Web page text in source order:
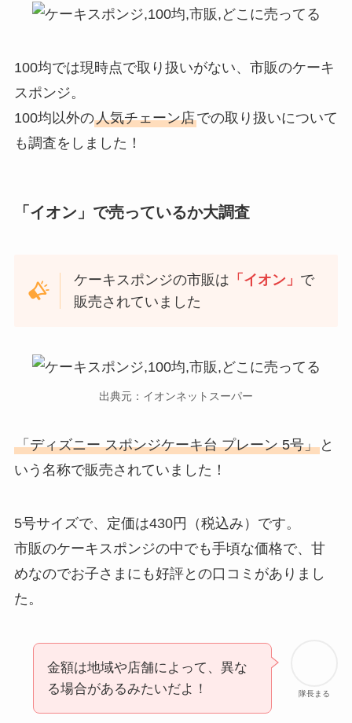
100均では現時点で取り扱いがない、市販のケーキ
スポンジ。
100均以外の人気チェーン店での取り扱いについて
も調査をしました！
「イオン」で売っているか大調査
ケーキスポンジの市販は 「イオン」 で
販売されていました
出典元：イオンネットスーパー
「ディズニー スポンジケーキ台 プレーン 5号」と
いう名称で販売されていました！
5号サイズで、定価は430円（税込み）です。
市販のケーキスポンジの中でも手頃な価格で、甘
めなのでお子さまにも好評との口コミがありまし
た。
隊長まる
金額は地域や店舗によって、異な
る場合があるみたいだよ！